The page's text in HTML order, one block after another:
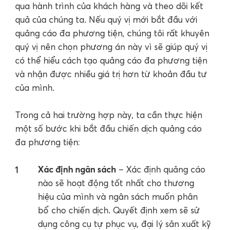
qua hành trình của khách hàng và theo dõi kết
quả của chúng ta. Nếu quý vị mới bắt đầu với
quảng cáo đa phương tiện, chúng tôi rất khuyên
quý vị nên chọn phương án này vì sẽ giúp quý vị
có thể hiểu cách tạo quảng cáo đa phương tiện
và nhận được nhiều giá trị hơn từ khoản đầu tư
của mình.
Trong cả hai trường hợp này, ta cần thực hiện
một số bước khi bắt đầu chiến dịch quảng cáo
đa phương tiện:
Xác định ngân sách – Xác định quảng cáo
nào sẽ hoạt động tốt nhất cho thương
hiệu của mình và ngân sách muốn phân
bổ cho chiến dịch. Quyết định xem sẽ sử
dụng công cụ tự phục vụ, đại lý sản xuất kỹ